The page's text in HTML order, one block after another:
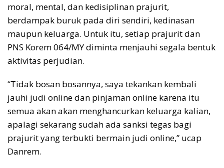
moral, mental, dan kedisiplinan prajurit,
berdampak buruk pada diri sendiri, kedinasan
maupun keluarga. Untuk itu, setiap prajurit dan
PNS Korem 064/MY diminta menjauhi segala bentuk
aktivitas perjudian.
“Tidak bosan bosannya, saya tekankan kembali
jauhi judi online dan pinjaman online karena itu
semua akan akan menghancurkan keluarga kalian,
apalagi sekarang sudah ada sanksi tegas bagi
prajurit yang terbukti bermain judi online,” ucap
Danrem.